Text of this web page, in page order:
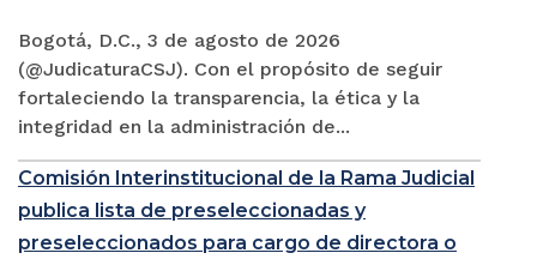
Bogotá, D.C., 3 de agosto de 2026
(@JudicaturaCSJ). Con el propósito de seguir
fortaleciendo la transparencia, la ética y la
integridad en la administración de...
Comisión Interinstitucional de la Rama Judicial
publica lista de preseleccionadas y
preseleccionados para cargo de directora o